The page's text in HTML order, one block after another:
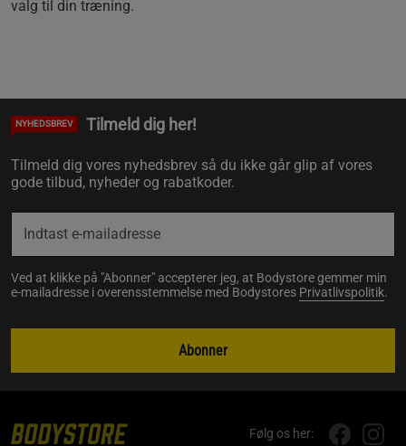
valg til din træning.
NYHEDSBREV Tilmeld dig her!
Tilmeld dig vores nyhedsbrev så du ikke går glip af vores
gode tilbud, nyheder og rabatkoder.
Ved at klikke på "Abonner" accepterer jeg, at Bodystore gemmer min
e-mailadresse i overensstemmelse med Bodystores Privatlivspolitik.
Abonner
Følg os her: